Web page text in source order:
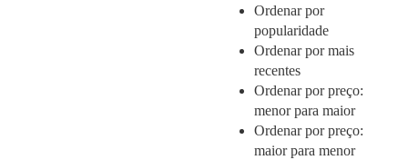
Ordenar por
popularidade
Ordenar por mais
recentes
Ordenar por preço:
menor para maior
Ordenar por preço:
maior para menor